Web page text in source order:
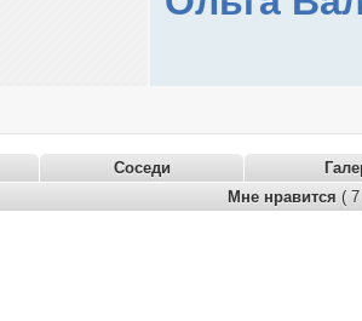
Соседи
Мне нравится ( 7